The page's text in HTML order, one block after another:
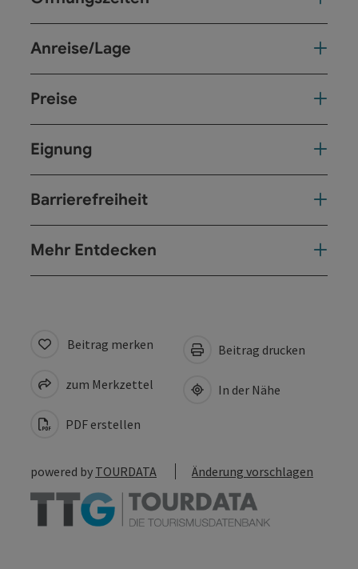
Anreise/Lage
Preise
Eignung
Barrierefreiheit
Mehr Entdecken
Beitrag merken
zum Merkzettel
PDF erstellen
Beitrag drucken
In der Nähe
powered by TOURDATA Änderung vorschlagen